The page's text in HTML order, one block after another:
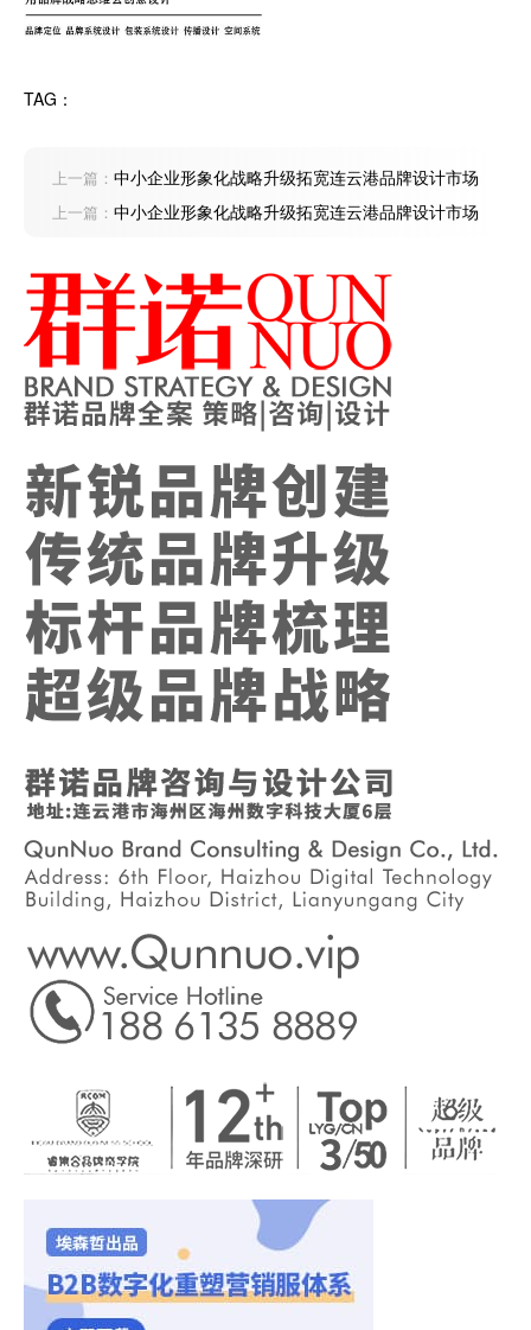
TAG：
上一篇： 中小企业形象化战略升级拓宽连云港品牌设计市场
上一篇： 中小企业形象化战略升级拓宽连云港品牌设计市场